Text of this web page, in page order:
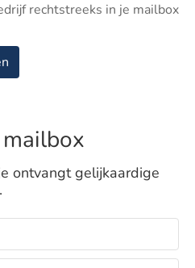
rechtstreeks in je mailbox
ontvangt gelijkaardige